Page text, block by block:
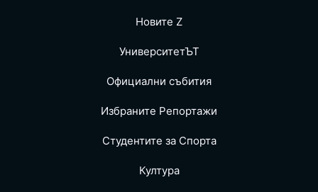
Новите Z
УниверситетЪТ
Официални събития
Избраните Репoртажи
Студентите за Спортa
Култура